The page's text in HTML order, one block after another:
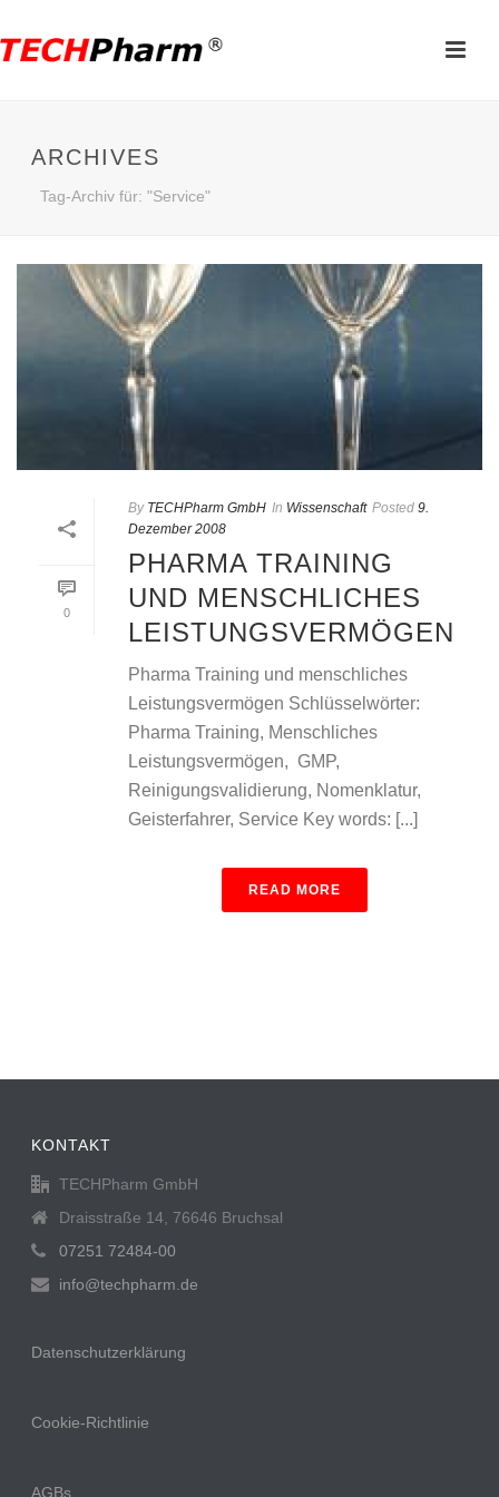
ARCHIVES
Tag-Archiv für: "Service"
0
By TECHPharm GmbH In Wissenschaft Posted 9.
Dezember 2008
PHARMA TRAINING
UND MENSCHLICHES
LEISTUNGSVERMÖGEN
Pharma Training und menschliches
Leistungsvermögen Schlüsselwörter:
Pharma Training, Menschliches
Leistungsvermögen, GMP,
Reinigungsvalidierung, Nomenklatur,
Geisterfahrer, Service Key words: [...]
READ MORE
KONTAKT
TECHPharm GmbH
Draisstraße 14, 76646 Bruchsal
07251 72484-00
info@techpharm.de
Datenschutzerklärung
Cookie-Richtlinie
AGBs